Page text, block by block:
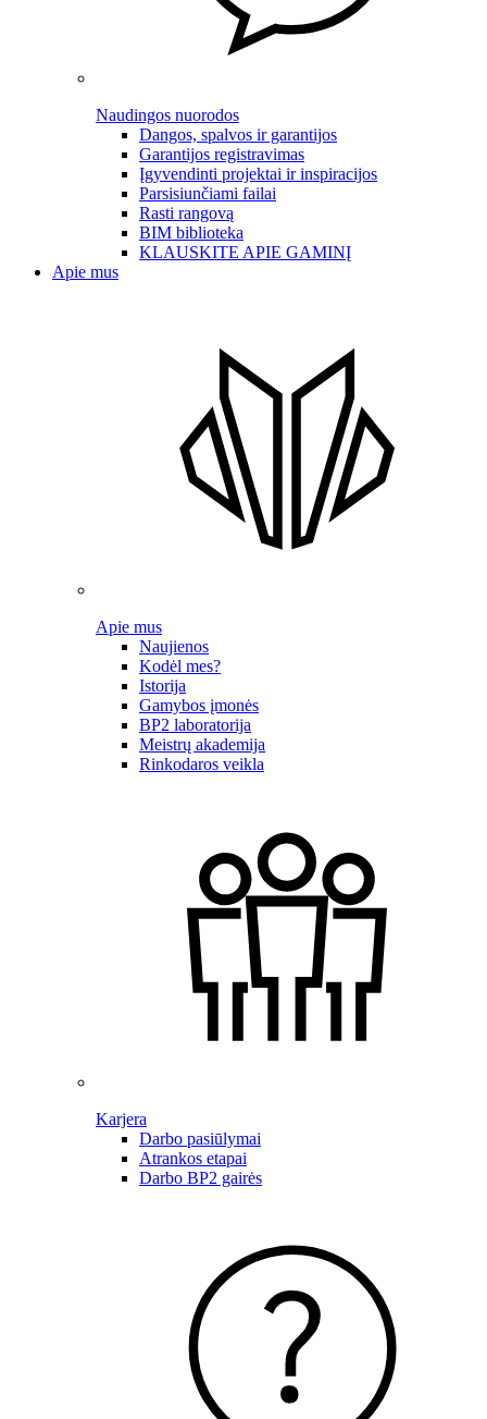
Naudingos nuorodos
Dangos, spalvos ir garantijos
Garantijos registravimas
Įgyvendinti projektai ir inspiracijos
Parsisiunčiami failai
Rasti rangovą
BIM biblioteka
KLAUSKITE APIE GAMINĮ
Apie mus
Apie mus
Naujienos
Kodėl mes?
Istorija
Gamybos įmonės
BP2 laboratorija
Meistrų akademija
Rinkodaros veikla
Karjera
Darbo pasiūlymai
Atrankos etapai
Darbo BP2 gairės